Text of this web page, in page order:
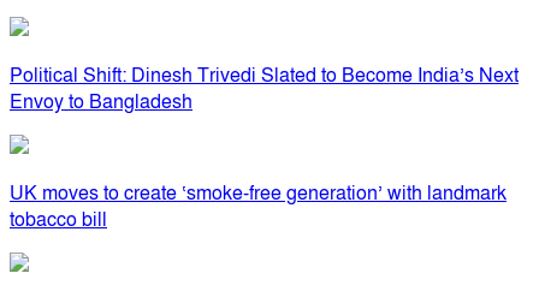
Political Shift: Dinesh Trivedi Slated to Become India’s Next
Envoy to Bangladesh
UK moves to create ‘smoke-free generation’ with landmark
tobacco bill